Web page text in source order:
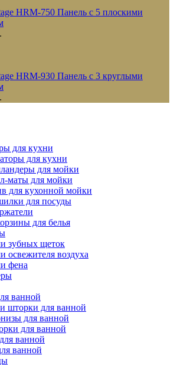
HRM-750 Панель с 5 плоскими
HRM-930 Панель с 3 круглыми
для кухни
для кухни
для мойки
маты для мойки
для кухонной мойки
для посуды
для белья
зубных щеток
освежителя воздуха
фена
ванной
шторки для ванной
для ванной
для ванной
ванной
ванной